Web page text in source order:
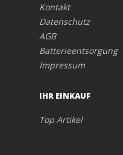
Kontakt
Datenschutz
AGB
Batterieentsorgung
Impressum
IHR EINKAUF
Top Artikel